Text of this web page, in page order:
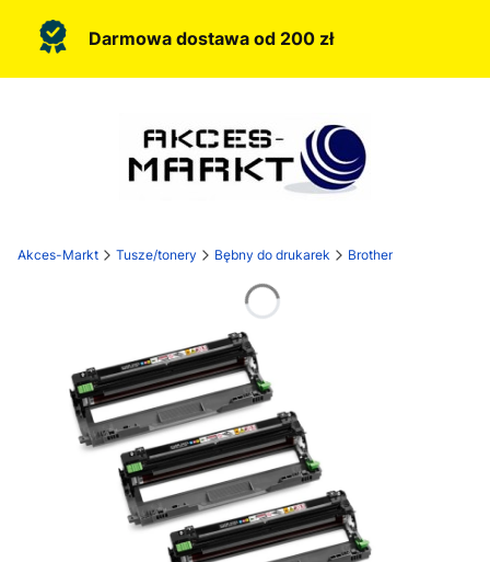
Darmowa dostawa od 200 zł
Akces-Markt Tusze/tonery Bębny do drukarek Brother